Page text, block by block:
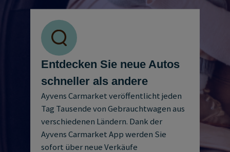
Entdecken Sie neue Autos
schneller als andere
Ayvens Carmarket veröffentlicht jeden
Tag Tausende von Gebrauchtwagen aus
verschiedenen Ländern. Dank der
Ayvens Carmarket App werden Sie
sofort über neue Verkäufe